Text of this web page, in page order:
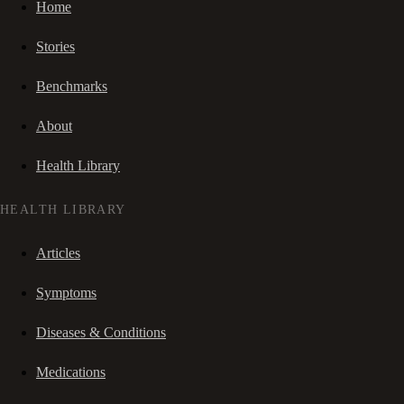
Home
Stories
Benchmarks
About
Health Library
HEALTH LIBRARY
Articles
Symptoms
Diseases & Conditions
Medications